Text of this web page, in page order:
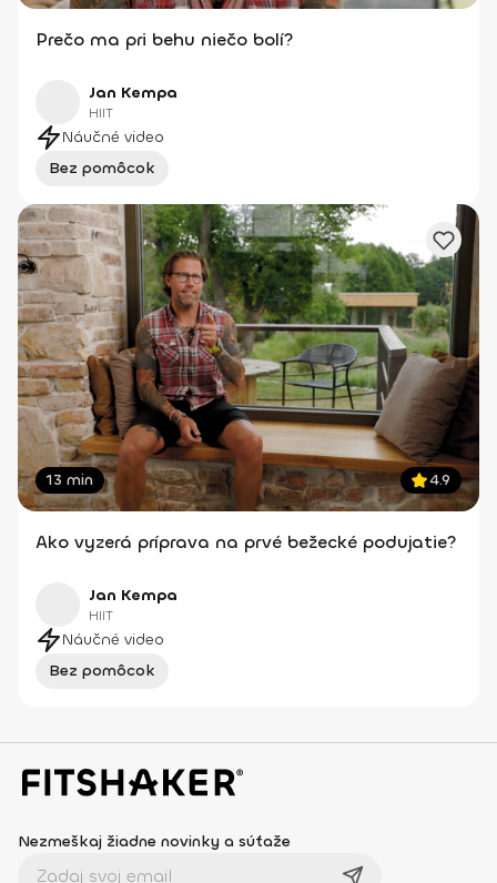
Prečo ma pri behu niečo bolí?
Jan Kempa
HIIT
Náučné video
Bez pomôcok
13 min 4.9
Ako vyzerá príprava na prvé bežecké podujatie?
Jan Kempa
HIIT
Náučné video
Bez pomôcok
Nezmeškaj žiadne novinky a súťaže